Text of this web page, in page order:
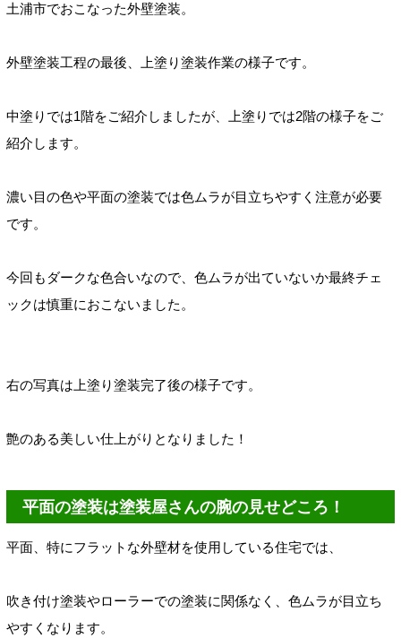
土浦市でおこなった外壁塗装。
外壁塗装工程の最後、 上塗り塗装作業の様子です。
中塗りでは1階をご紹介しましたが、上塗りでは2階の様子をご
紹介します。
濃い目の色や平面の塗装では色ムラが目立ちやすく注意が必要
です。
今回もダークな色合いなので、色ムラが出ていないか最終チェ
ックは慎重におこないました。
右の写真は上塗り塗装完了後の様子です。
艶のある美しい仕上がりとなりました！
平面の塗装は塗装屋さんの腕の見せどころ！
平面、特にフラットな外壁材を使用している住宅では、
吹き付け塗装やローラーでの塗装に関係なく、 色ムラが目立ち
やすくなります。